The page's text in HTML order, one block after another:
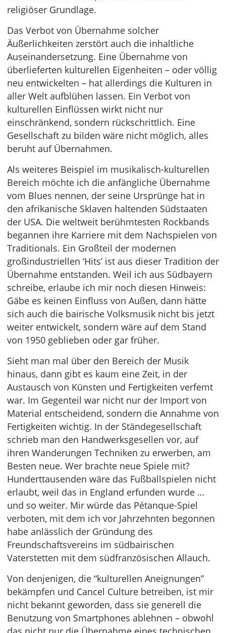
religiöser Grundlage.
Das Verbot von Übernahme solcher
Äußerlichkeiten zerstört auch die inhaltliche
Auseinandersetzung. Eine Übernahme von
überlieferten kulturellen Eigenheiten – oder völlig
neu entwickelten – hat allerdings die Kulturen in
aller Welt aufblühen lassen. Ein Verbot von
kulturellen Einflüssen wirkt nicht nur
einschränkend, sondern rückschrittlich. Eine
Gesellschaft zu bilden wäre nicht möglich, alles
beruht auf Übernahmen.
Als weiteres Beispiel im musikalisch-kulturellen
Bereich möchte ich die anfängliche Übernahme
vom Blues nennen, der seine Ursprünge hat in
den afrikanische Sklaven haltenden Südstaaten
der USA. Die weltweit berühmtesten Rockbands
begannen ihre Karriere mit dem Nachspielen von
Traditionals. Ein Großteil der modernen
großindustriellen ‘Hits’ ist aus dieser Tradition der
Übernahme entstanden. Weil ich aus Südbayern
schreibe, erlaube ich mir noch diesen Hinweis:
Gäbe es keinen Einfluss von Außen, dann hätte
sich auch die bairische Volksmusik nicht bis jetzt
weiter entwickelt, sondern wäre auf dem Stand
von 1950 geblieben oder gar früher.
Sieht man mal über den Bereich der Musik
hinaus, dann gibt es kaum eine Zeit, in der
Austausch von Künsten und Fertigkeiten verfemt
war. Im Gegenteil war nicht nur der Import von
Material entscheidend, sondern die Annahme von
Fertigkeiten wichtig. In der Ständegesellschaft
schrieb man den Handwerksgesellen vor, auf
ihren Wanderungen Techniken zu erwerben, am
Besten neue. Wer brachte neue Spiele mit?
Hunderttausenden wäre das Fußballspielen nicht
erlaubt, weil das in England erfunden wurde …
und so weiter. Mir würde das Pétanque-Spiel
verboten, mit dem ich vor Jahrzehnten begonnen
habe anlässlich der Gründung des
Freundschaftsvereins im südbairischen
Vaterstetten mit dem südfranzösischen Allauch.
Von denjenigen, die “kulturellen Aneignungen”
bekämpfen und Cancel Culture betreiben, ist mir
nicht bekannt geworden, dass sie generell die
Benutzung von Smartphones ablehnen – obwohl